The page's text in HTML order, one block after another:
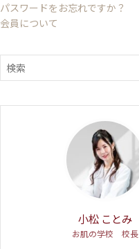
パスワードをお忘れですか？
会員について
小松 ことみ
お肌の学校 校長